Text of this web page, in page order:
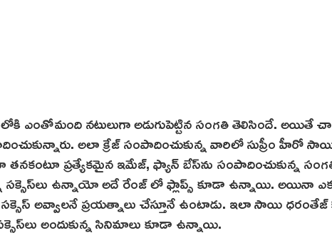
ఎంతోమంది నటులుగా అడుగుపెట్టిన సంగతి తెలిసిందే. అయితే
అలా క్రేజ్‌ సంపాదించుకున్న వారిలో సుప్రీం హీరో
తనకంటూ ప్రత్యేకమైన ఇమేజ్‌, ఫ్యాన్ బేస్‌ను సంపాదించుకున్న
ఉన్నాయో అదే రేంజ్ లో ఫ్లాప్స్ కూడా ఉన్నాయి. అయినా
అవ్వాలనే ప్రయత్నాలు చేస్తూనే ఉంటాడు. ఇలా సాయి ధరంతేజ్
అందుకున్న సినిమాలు కూడా ఉన్నాయి.